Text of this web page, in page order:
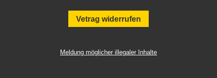
Vetrag widerrufen
Meldung möglicher illegaler Inhalte